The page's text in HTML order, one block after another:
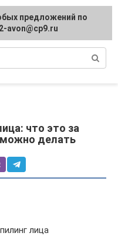
уход
что это за
можно делать
лица
предложений по
avon@cp9.ru